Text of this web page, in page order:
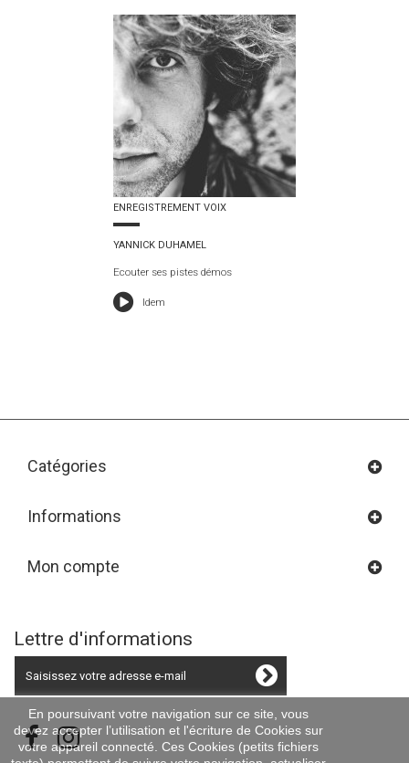
ENREGISTREMENT VOIX
YANNICK DUHAMEL
Ecouter ses pistes démos
Idem
Catégories
Informations
Mon compte
Lettre d'informations
En poursuivant votre navigation sur ce site, vous
devez accepter l’utilisation et l'écriture de Cookies sur
votre appareil connecté. Ces Cookies (petits fichiers